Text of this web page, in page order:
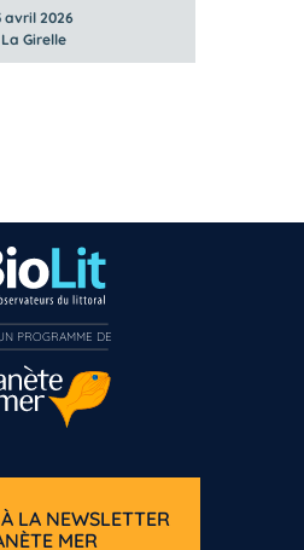
avril 2026
La Girelle
LA NEWSLETTER
MER